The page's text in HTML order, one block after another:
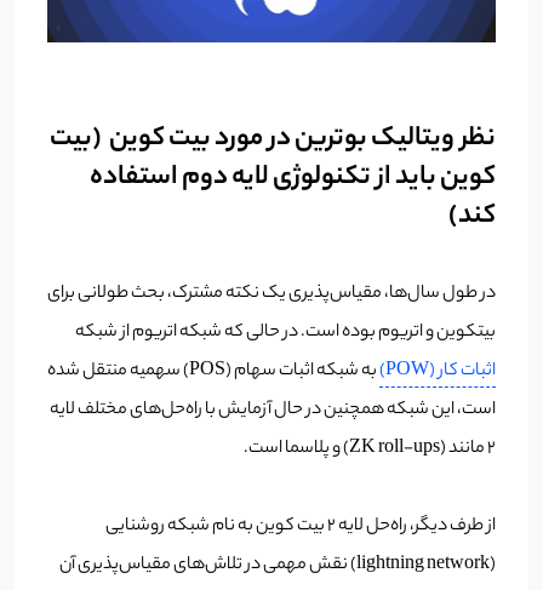
نظر ویتالیک بوترین در مورد بیت کوین (بیت
کوین باید از تکنولوژی لایه دوم استفاده
کند)
در طول سال‌ها، مقیاس‌پذیری یک نکته مشترک، بحث طولانی برای
بیتکوین و اتریوم بوده است. در حالی که شبکه اتریوم از شبکه
اثبات کار (POW)
به شبکه اثبات سهام (POS) سهمیه منتقل شده
است، این شبکه همچنین در حال آزمایش با راه‌حل‌های مختلف لایه
2 مانند (ZK roll-ups) و پلاسما است.
از طرف دیگر، راه‌حل لایه 2 بیت کوین به نام شبکه روشنایی
(lightning network) نقش مهمی در تلاش‌های مقیاس‌پذیری آن